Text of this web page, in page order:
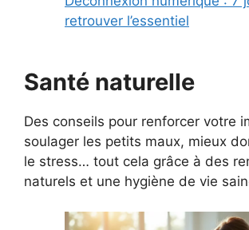
retrouver l’essentiel
Santé naturelle
Des conseils pour renforcer votre
soulager les petits maux, mieux
le stress… tout cela grâce à des
naturels et une hygiène de vie